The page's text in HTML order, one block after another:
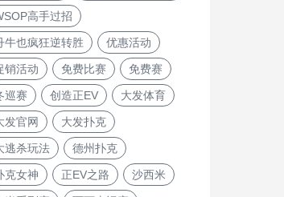
高手过招
牛也疯狂逆转胜 优惠活动
销活动 免费比赛 免费赛
巡赛 创造正EV 大发体育
发官网 大发扑克
逃杀玩法 德州扑克
克女神 正EV之路 沙西米